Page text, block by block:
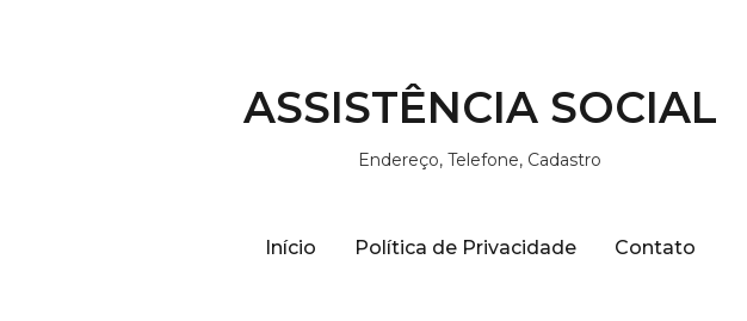
ASSISTÊNCIA SOCIAL
Endereço, Telefone, Cadastro
Início Política de Privacidade Contato